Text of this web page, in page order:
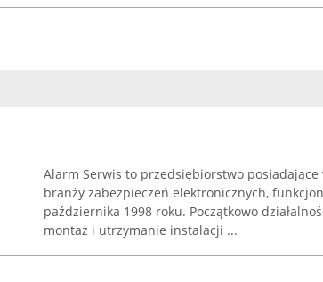
Alarm Serwis to przedsiębiorstwo
branży zabezpieczeń elektronicznych,
października 1998 roku. Początkowo
montaż i utrzymanie instalacji ...